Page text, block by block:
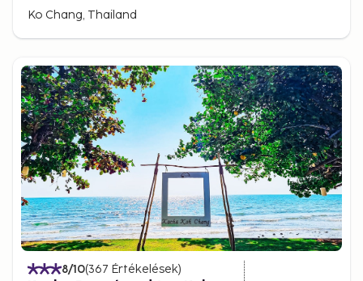
Ko Chang, Thailand
8/10(367 Értékelések)